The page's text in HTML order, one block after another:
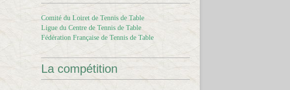
Comité du Loiret de Tennis de Table
Ligue du Centre de Tennis de Table
Fédération Française de Tennis de Table
La compétition